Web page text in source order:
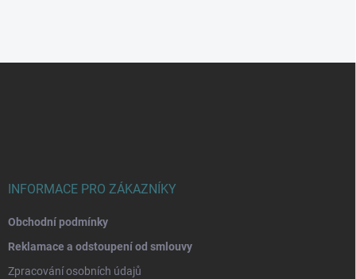
INFORMACE PRO ZÁKAZNÍKY
Obchodní podmínky
Reklamace a odstoupení od smlouvy
Zpracování osobních údajů